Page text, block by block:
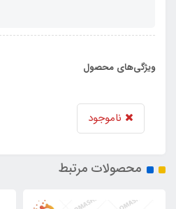
ویژگی‌های محصول
ناموجود
محصولات مرتبط